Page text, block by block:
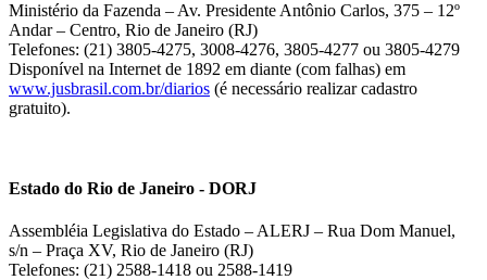
Ministério da Fazenda – Av. Presidente Antônio Carlos, 375 – 12º
Andar – Centro, Rio de Janeiro (RJ)
Telefones: (21) 3805-4275, 3008-4276, 3805-4277 ou 3805-4279
Disponível na Internet de 1892 em diante (com falhas) em
www.jusbrasil.com.br/diarios (é necessário realizar cadastro
gratuito).
Estado do Rio de Janeiro - DORJ
Assembléia Legislativa do Estado – ALERJ – Rua Dom Manuel,
s/n – Praça XV, Rio de Janeiro (RJ)
Telefones: (21) 2588-1418 ou 2588-1419